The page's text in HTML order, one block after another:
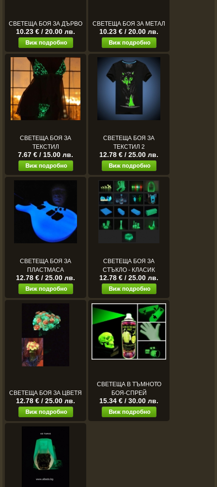
СВЕТЕЩА БОЯ ЗА ДЪРВО
10.23 € / 20.00 лв.
СВЕТЕЩА БОЯ ЗА МЕТАЛ
10.23 € / 20.00 лв.
СВЕТЕЩА БОЯ ЗА
ТЕКСТИЛ
7.67 € / 15.00 лв.
СВЕТЕЩА БОЯ ЗА
ТЕКСТИЛ 2
12.78 € / 25.00 лв.
СВЕТЕЩА БОЯ ЗА
ПЛАСТМАСА
12.78 € / 25.00 лв.
СВЕТЕЩА БОЯ ЗА
СТЪКЛО - КЛАСИК
12.78 € / 25.00 лв.
СВЕТЕЩА БОЯ ЗА ЦВЕТЯ
12.78 € / 25.00 лв.
СВЕТЕЩА В ТЪМНОТО
БОЯ-СПРЕЙ
15.34 € / 30.00 лв.